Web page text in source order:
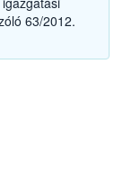
63/2012.